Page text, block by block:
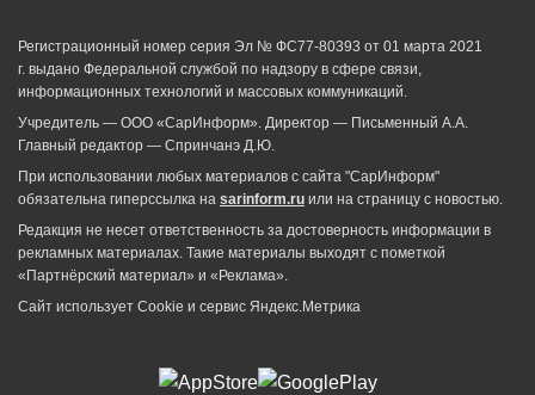
Регистрационный номер серия Эл № ФС77-80393 от 01 марта 2021
г. выдано Федеральной службой по надзору в сфере связи,
информационных технологий и массовых коммуникаций.
Учредитель — ООО «СарИнформ». Директор — Письменный А.А.
Главный редактор — Спринчанэ Д.Ю.
При использовании любых материалов с сайта "СарИнформ"
обязательна гиперссылка на sarinform.ru или на страницу с новостью.
Редакция не несет ответственность за достоверность информации в
рекламных материалах. Такие материалы выходят с пометкой
«Партнёрский материал» и «Реклама».
Сайт использует Cookie и сервиc Яндекс.Метрика